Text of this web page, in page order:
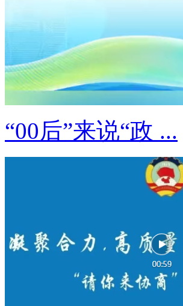
“00后”来说“政 ...